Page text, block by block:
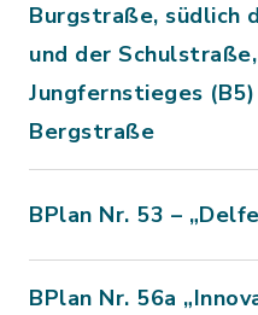
Burgstraße, südlich
und der
Jungfernstieges
Bergstraße
BPlan Nr. 53 –
BPlan Nr. 56a